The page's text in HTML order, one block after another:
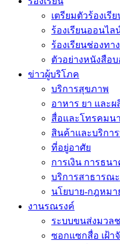
เตรียมตัวร้องเรีย
ร้องเรียนออนไล
ร้องเรียนช่องทา
ตัวอย่างหนังสือ
ข่าวผู้บริโภค
บริการสุขภาพ
อาหาร ยา และ
สื่อและโทรคมน
สินค้าและบริกา
ที่อยู่อาศัย
การเงิน การธนา
บริการสาธารณะ
นโยบาย-กฎหมา
งานรณรงค์
ระบบขนส่งมวล
ซอกแซกสื่อ เฝ้า